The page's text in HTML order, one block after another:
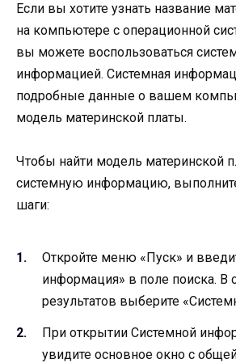
Если вы хотите узнать название
на компьютере с операционной
вы можете воспользоваться
информацией. Системная
подробные данные о вашем
модель материнской платы.
Чтобы найти модель материнской
системную информацию,
шаги:
Откройте меню «Пуск» и
информация» в поле поиска. В
результатов выберите
При открытии Системной
увидите основное окно с